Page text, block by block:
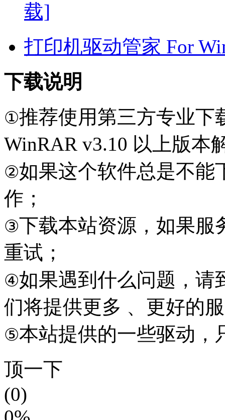
载]
打印机驱动管家 For
下载说明
①推荐使用第三方专业下
WinRAR v3.10 以上版本
②如果这个软件总是不能
作；
③下载本站资源，如果服
重试；
④如果遇到什么问题，请
们将提供更多 、更好的
⑤本站提供的一些驱动，
顶一下
(0)